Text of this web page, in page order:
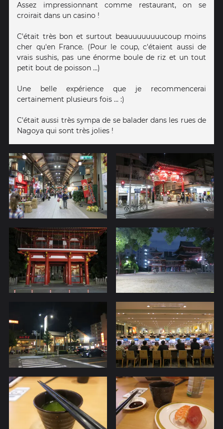
Assez impressionnant comme restaurant, on se
croirait dans un casino !
C'était très bon et surtout beauuuuuuuucoup moins
cher qu'en France. (Pour le coup, c'étaient aussi de
vrais sushis, pas une énorme boule de riz et un tout
petit bout de poisson ...)
Une belle expérience que je recommencerai
certainement plusieurs fois ... :)
C'était aussi très sympa de se balader dans les rues de
Nagoya qui sont très jolies !